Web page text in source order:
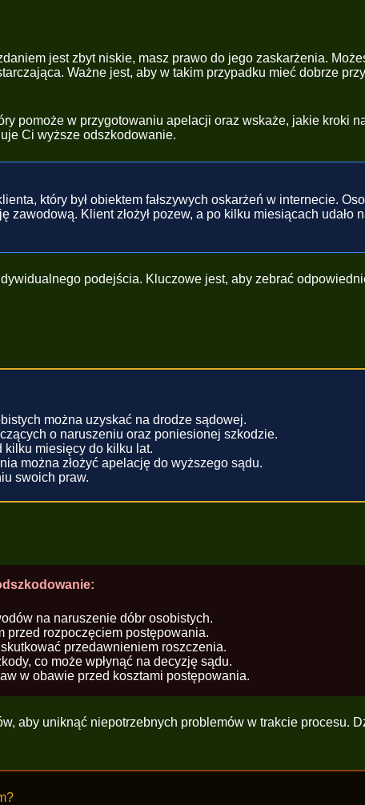
jest zbyt niskie, masz prawo do jego zaskarżenia.
Ważne jest, aby w takim przypadku mieć dobrze
pomoże w przygotowaniu apelacji oraz wskaże, jakie kroki
Ci wyższe odszkodowanie.
który był obiektem fałszywych oskarżeń w internecie.
zawodową. Klient złożył pozew, a po kilku miesiącach
podejścia. Kluczowe jest, aby zebrać
można uzyskać na drodze sądowej.
o naruszeniu oraz poniesionej szkodzie.
kilku miesięcy do kilku lat.
można złożyć apelację do wyższego sądu.
swoich praw.
na naruszenie dóbr osobistych.
przed rozpoczęciem postępowania.
przedawnieniem roszczenia.
co może wpłynąć na decyzję sądu.
w obawie przed kosztami postępowania.
aby uniknąć niepotrzebnych problemów w trakcie